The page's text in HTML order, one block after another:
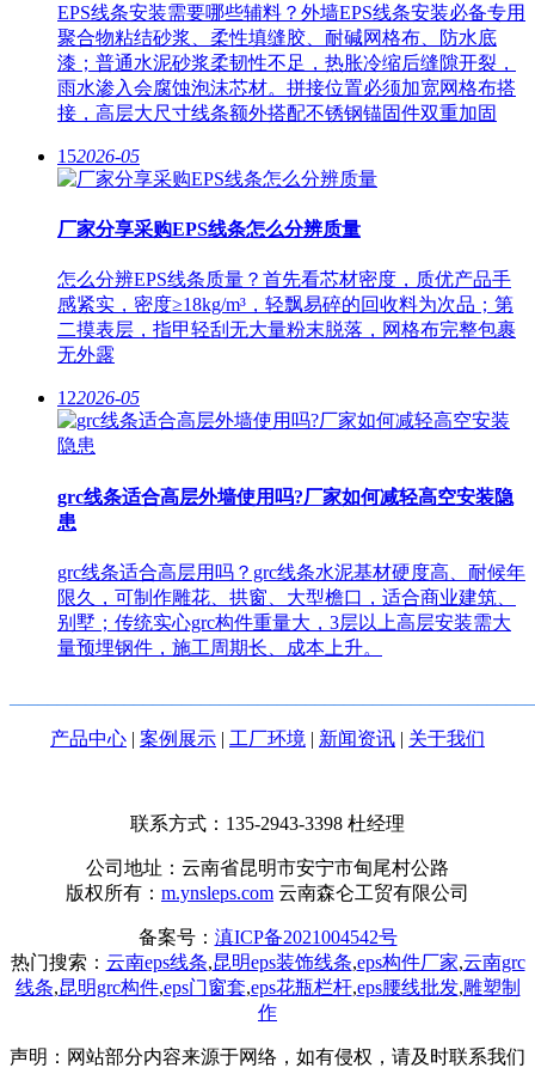
EPS线条安装需要哪些辅料？外墙EPS线条安装必备专用
聚合物粘结砂浆、柔性填缝胶、耐碱网格布、防水底
漆；普通水泥砂浆柔韧性不足，热胀冷缩后缝隙开裂，
雨水渗入会腐蚀泡沫芯材。拼接位置必须加宽网格布搭
接，高层大尺寸线条额外搭配不锈钢锚固件双重加固
152026-05
厂家分享采购EPS线条怎么分辨质量
怎么分辨EPS线条质量？首先看芯材密度，质优产品手
感紧实，密度≥18kg/m³，轻飘易碎的回收料为次品；第
二摸表层，指甲轻刮无大量粉末脱落，网格布完整包裹
无外露
122026-05
grc线条适合高层外墙使用吗?厂家如何减轻高空安装隐
患
grc线条适合高层用吗？grc线条水泥基材硬度高、耐候年
限久，可制作雕花、拱窗、大型檐口，适合商业建筑、
别墅；传统实心grc构件重量大，3层以上高层安装需大
量预埋钢件，施工周期长、成本上升。
产品中心 案例展示 工厂环境 新闻资讯 关于我们
联系方式：135-2943-3398 杜经理
公司地址：云南省昆明市安宁市甸尾村公路
版权所有： m.ynsleps.com 云南森仑工贸有限公司
备案号： 滇ICP备2021004542号
热门搜索： 云南eps线条,昆明eps装饰线条,eps构件厂家,云南grc
线条,昆明grc构件,eps门窗套,eps花瓶栏杆,eps腰线批发,雕塑制
作
声明：网站部分内容来源于网络，如有侵权，请及时联系我们